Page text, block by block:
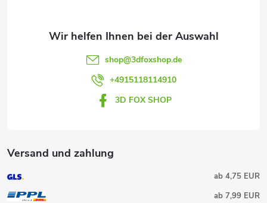
Versand und zahlung
ab 4,75 EUR
ab 7,99 EUR
shop@3dfoxshop.de
+4915118114910
3D FOX SHOP